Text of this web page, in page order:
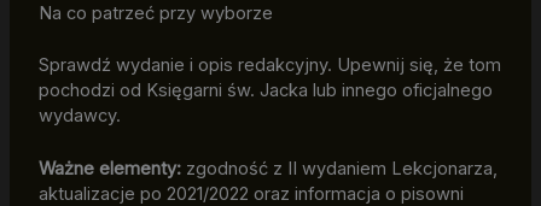
Na co patrzeć przy wyborze
Sprawdź wydanie i opis redakcyjny. Upewnij się, że tom
pochodzi od Księgarni św. Jacka lub innego oficjalnego
wydawcy.
Ważne elementy:zgodność z II wydaniem Lekcjonarza,
aktualizacje po 2021/2022 oraz informacja o pisowni